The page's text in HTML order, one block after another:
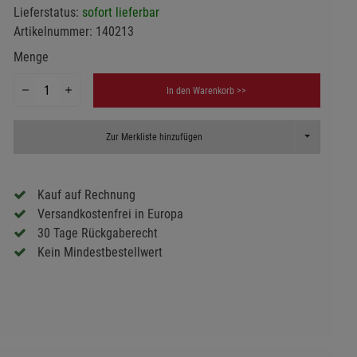
Lieferstatus: sofort lieferbar
Artikelnummer: 140213
Menge
In den Warenkorb >>
Zur Merkliste hinzufügen Toggle
Kauf auf Rechnung
Versandkostenfrei in Europa
30 Tage Rückgaberecht
Kein Mindestbestellwert